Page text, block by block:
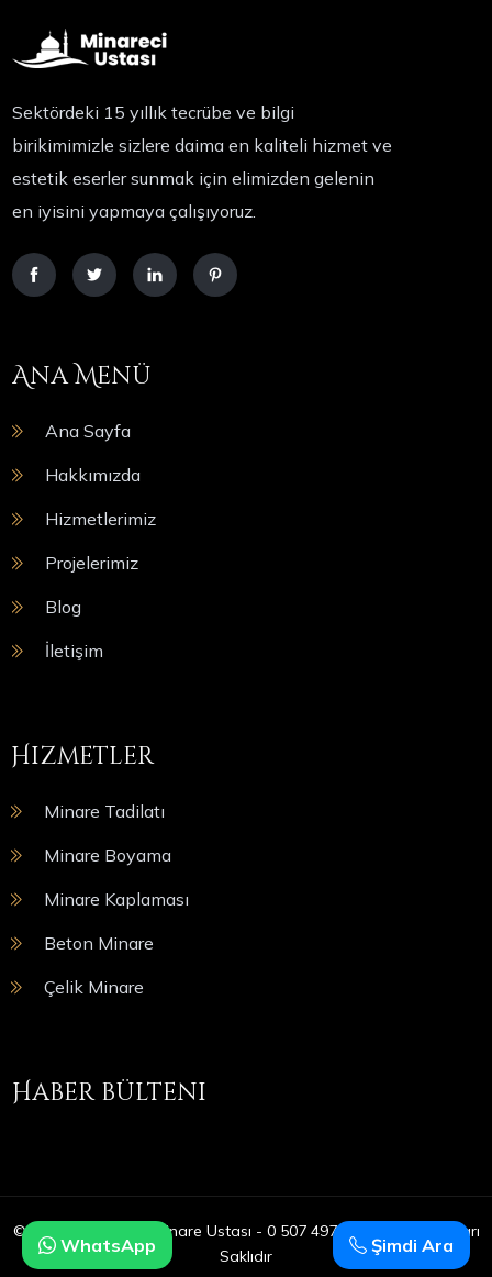
Sektördeki 15 yıllık tecrübe ve bilgi
birikimimizle sizlere daima en kaliteli hizmet ve
estetik eserler sunmak için elimizden gelenin
en iyisini yapmaya çalışıyoruz.
Ana Menü
Ana Sayfa
Hakkımızda
Hizmetlerimiz
Projelerimiz
Blog
İletişim
Hizmetler
Minare Tadilatı
Minare Boyama
Minare Kaplaması
Beton Minare
Çelik Minare
Haber bülteni
© Copyright 2025 | Minare Ustası - 0 507 497 05 09 | Tüm Hakları
Saklıdır
Şimdi Ara
WhatsApp